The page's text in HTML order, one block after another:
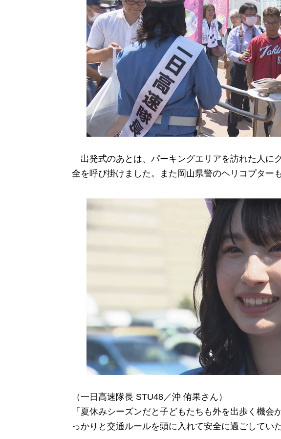
出発式のあとは、パーキングエリアを訪れた人に
全を呼び掛けました。また岡山県警のヘリコプター
（一日高速隊長 STU48／沖 侑果さん）
「夏休みシーズンだと子どもたちも外を出歩く機会
っかりと交通ルールを頭に入れて安全に過ごしてい